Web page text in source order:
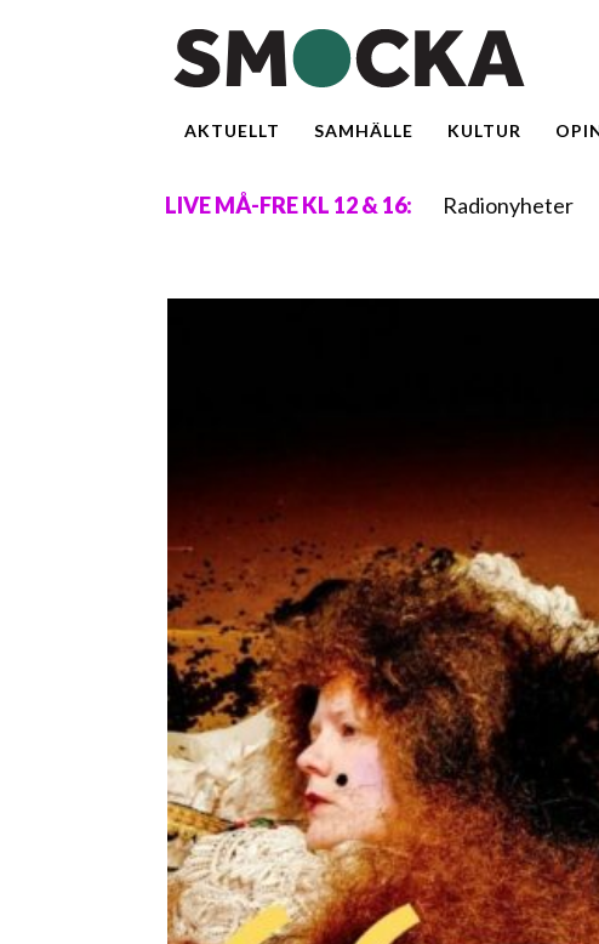
AKTUELLT SAMHÄLLE KULTUR
LIVE MÅ-FRE KL 12 & 16: Radionyheter